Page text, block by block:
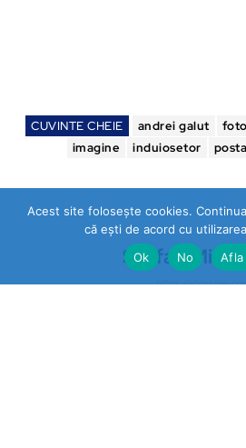
CUVINTE CHEIE andrei galut foto
imagine
induiosetor
Stefan
https://
Acest site folosește cookies.
că ești de acord cu
Ok
No